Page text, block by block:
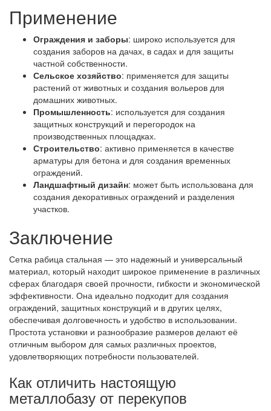
Применение
Ограждения и заборы: широко используется для
создания заборов на дачах, в садах и для защиты
частной собственности.
Сельское хозяйство: применяется для защиты
растений от животных и создания вольеров для
домашних животных.
Промышленность: используется для создания
защитных конструкций и перегородок на
производственных площадках.
Строительство: активно применяется в качестве
арматуры для бетона и для создания временных
ограждений.
Ландшафтный дизайн: может быть использована для
создания декоративных ограждений и разделения
участков.
Заключение
Сетка рабица стальная — это надежный и универсальный
материал, который находит широкое применение в различных
сферах благодаря своей прочности, гибкости и экономической
эффективности. Она идеально подходит для создания
ограждений, защитных конструкций и в других целях,
обеспечивая долговечность и удобство в использовании.
Простота установки и разнообразие размеров делают её
отличным выбором для самых различных проектов,
удовлетворяющих потребности пользователей.
Как отличить настоящую
металлобазу от перекупов